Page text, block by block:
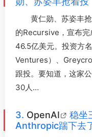
黄仁勋、苏姿丰
的Recursive，宣布
46.5亿美元。投资方
Ventures）、
跟投。要知道，这家
30人…
3. OpenAI
稳坐
Anthropic踹下去